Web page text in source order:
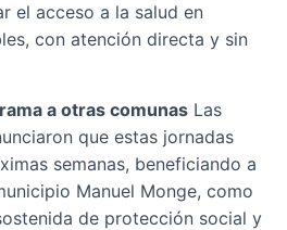
el acceso a la salud en
con atención directa y sin
a otras comunas Las
que estas jornadas
semanas, beneficiando a
Manuel Monge, como
de protección social y